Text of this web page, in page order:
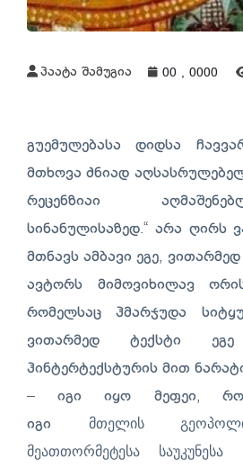
პაატა შამუგია 00 , 0000
გუემულებასა დიდსა
მთხოვა ძნიად
რეცენზიაი
სინანულისაზედ.“ არა ღირს
მთნავს ამბავი ეგე,
ავტორს მიმოვიხილავ
რომელსაც ჰმარჯუდა
ვითარმედ ტექსტი
ჰინტერტექსტურის მით
– იგი იყო მეფეი,
იგი მთელის
მეათთორმეტესა